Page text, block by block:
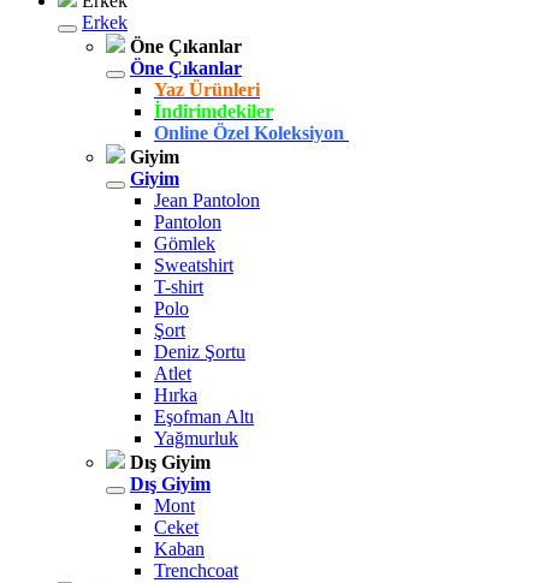
Erkek
Öne Çıkanlar
Öne Çıkanlar
Yaz Ürünleri
İndirimdekiler
Online Özel Koleksiyon
Giyim
Giyim
Jean Pantolon
Pantolon
Gömlek
Sweatshirt
T-shirt
Polo
Şort
Deniz Şortu
Atlet
Hırka
Eşofman Altı
Yağmurluk
Dış Giyim
Dış Giyim
Mont
Ceket
Kaban
Trenchcoat